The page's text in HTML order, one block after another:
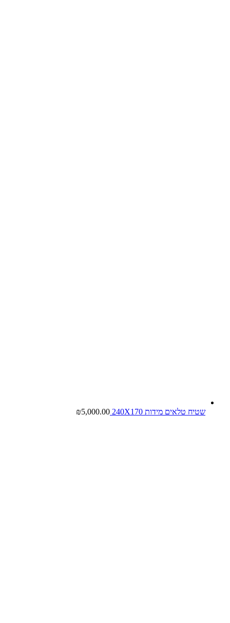
שטיח טלאים מידות 240X170 ₪5,000.00